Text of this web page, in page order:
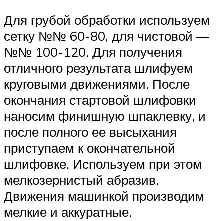
Для грубой обработки используем
сетку №№ 60-80, для чистовой —
№№ 100-120. Для получения
отличного результата шлифуем
круговыми движениями. После
окончания стартовой шлифовки
наносим финишную шпаклевку, и
после полного ее высыхания
приступаем к окончательной
шлифовке. Используем при этом
мелкозернистый абразив.
Движения машинкой производим
мелкие и аккуратные.